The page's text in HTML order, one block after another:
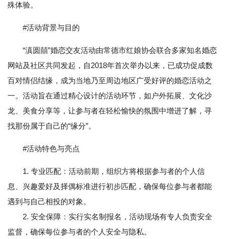
殊体验。
#活动背景与目的
“滇圆囍”婚恋交友活动由常德市红娘协会联合多家知名婚恋
网站及社区共同发起，自2018年首次举办以来，已成功促成数
百对情侣结缘，成为当地乃至周边地区广受好评的婚恋活动之
一。活动旨在通过精心设计的活动环节，如户外拓展、文化沙
龙、美食分享等，让参与者在轻松愉快的氛围中增进了解，寻
找那份属于自己的“缘分”。
#活动特色与亮点
1. 专业匹配：活动前期，组织方将根据参与者的个人信
息、兴趣爱好及择偶标准进行初步匹配，确保每位参与者都能
遇到与自己相投的对象。
2. 安全保障：实行实名制报名，活动现场有专人负责安全
监督，确保每位参与者的个人安全与隐私。